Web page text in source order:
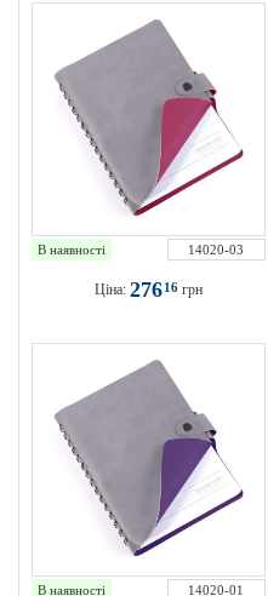
В наявності 14020-03
Ціна: 27616 грн
В наявності 14020-01